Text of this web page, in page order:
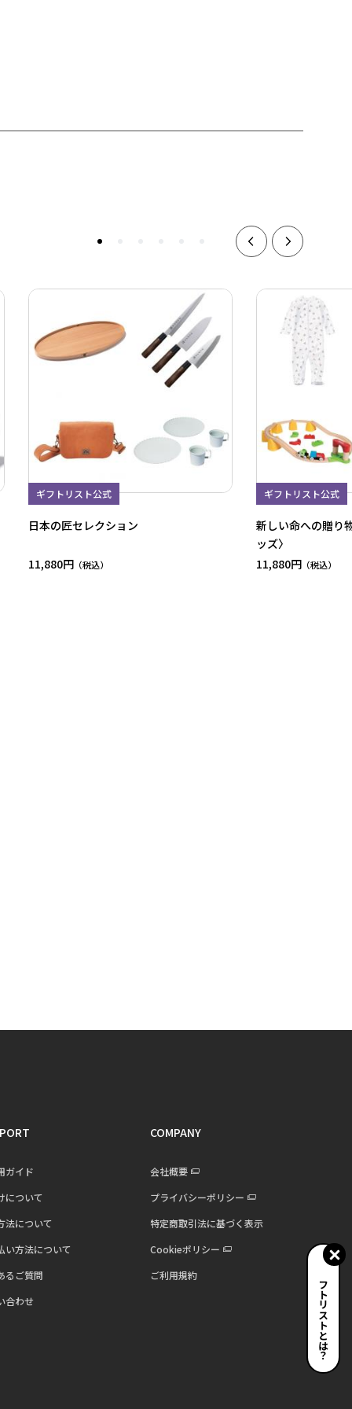
ギフトリスト公式
日本の匠セレクション
11,880円
ギフトリスト公式
新しい命への贈り
ッズ〉
11,880円
ギフトリストとは？
ガイド
について
法について
い方法について
るご質問
合わせ
COMPANY
会社概要
プライバシーポリシー
特定商取引法に基づく表示
Cookieポリシー
ご利用規約